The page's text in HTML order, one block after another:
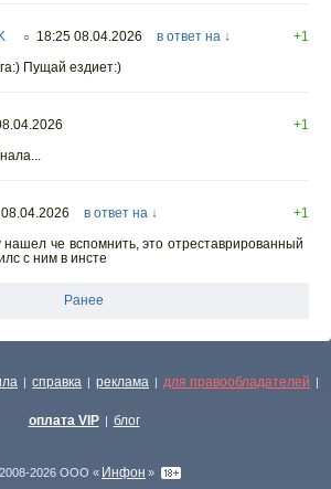
○ 18:25 08.04.2026 в ответ на ↓
+1
Пущай ездиет:)
+1
в ответ на ↓
+1
нашел че вспомнить, это отреставрированный
с ним в инсте
Ранее
| справка | реклама | для правообладателей |
оплата VIP | блог
2026 ООО « Инфон »